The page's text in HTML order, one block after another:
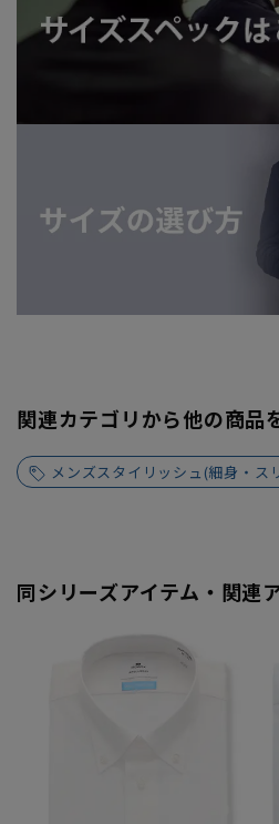
関連カテゴリから他の商品
メンズスタイリッシュ(細身・ス
同シリーズアイテム・関連